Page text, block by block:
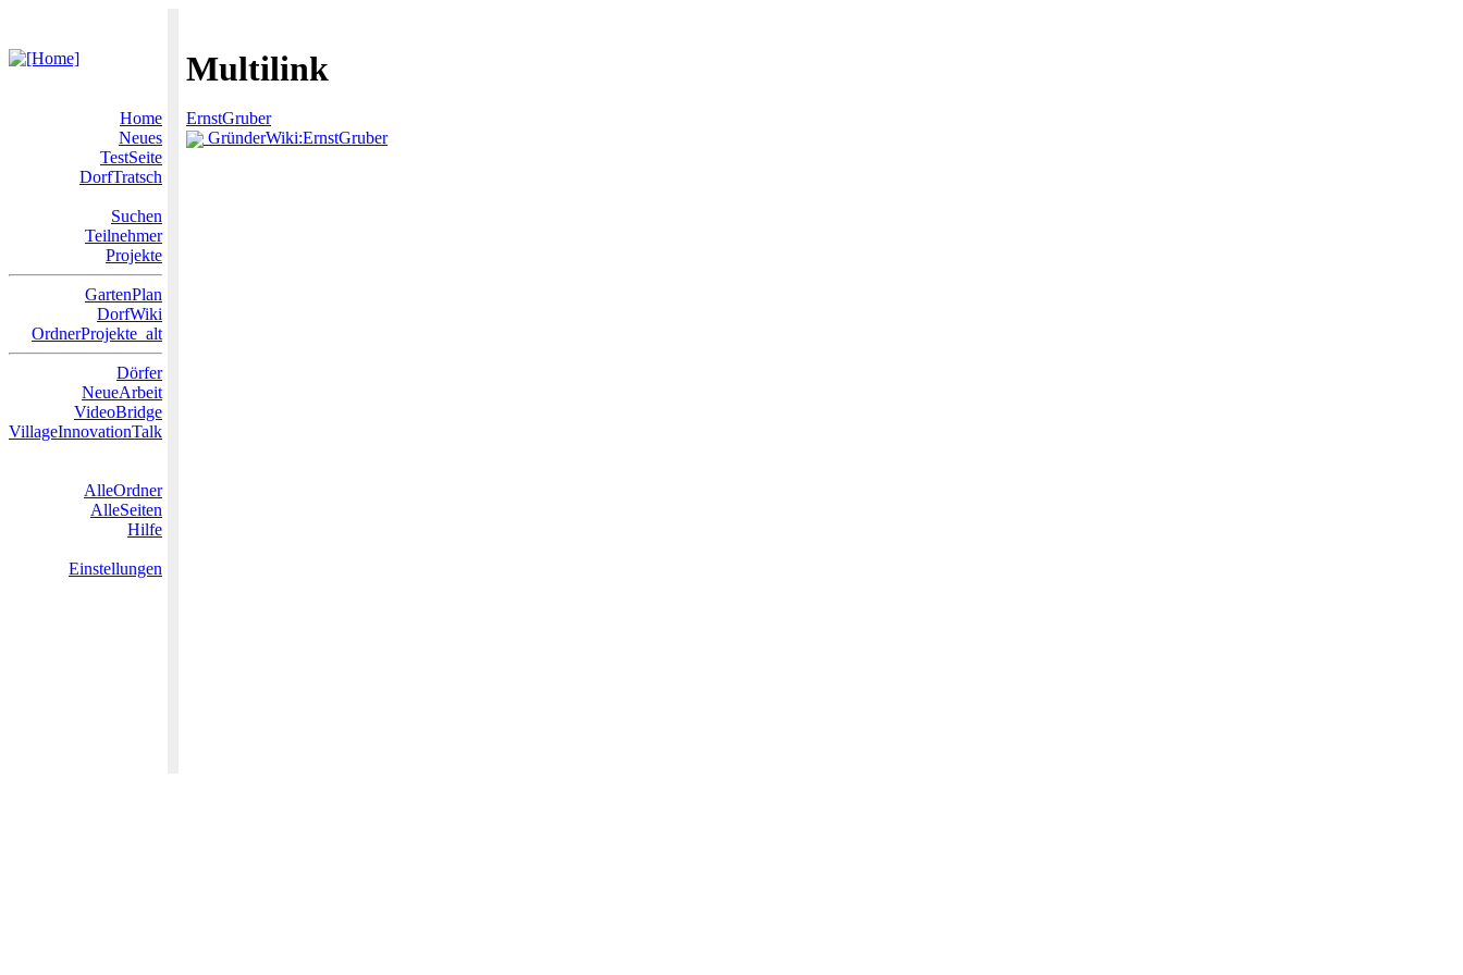
Multilink
Home
Neues
TestSeite
DorfTratsch
Suchen
Teilnehmer
Projekte
GartenPlan
DorfWiki
OrdnerProjekte_alt
Dörfer
NeueArbeit
VideoBridge
VillageInnovationTalk
AlleOrdner
AlleSeiten
Hilfe
Einstellungen
ErnstGruber
GründerWiki:ErnstGruber